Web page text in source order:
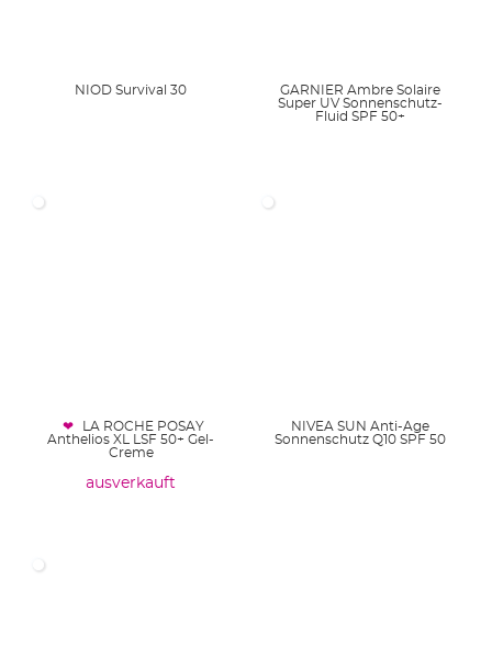
NIOD Survival 30
GARNIER Ambre Solaire
Super UV Sonnenschutz-
Fluid SPF 50+
LA ROCHE POSAY
Anthelios XL LSF 50+ Gel-
Creme
ausverkauft
NIVEA SUN Anti-Age
Sonnenschutz Q10 SPF 50